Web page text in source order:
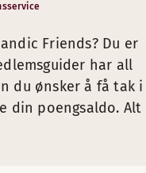
Friends? Du er
har all
du ønsker å få tak i
din poengsaldo. Alt